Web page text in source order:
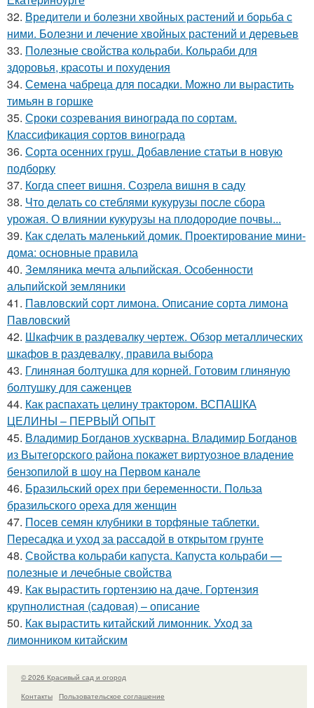
32. Вредители и болезни хвойных растений и борьба с
ними. Болезни и лечение хвойных растений и деревьев
33. Полезные свойства кольраби. Кольраби для
здоровья, красоты и похудения
34. Семена чабреца для посадки. Можно ли вырастить
тимьян в горшке
35. Сроки созревания винограда по сортам.
Классификация сортов винограда
36. Сорта осенних груш. Добавление статьи в новую
подборку
37. Когда спеет вишня. Созрела вишня в саду
38. Что делать со стеблями кукурузы после сбора
урожая. О влиянии кукурузы на плодородие почвы...
39. Как сделать маленький домик. Проектирование мини-
дома: основные правила
40. Земляника мечта альпийская. Особенности
альпийской земляники
41. Павловский сорт лимона. Описание сорта лимона
Павловский
42. Шкафчик в раздевалку чертеж. Обзор металлических
шкафов в раздевалку, правила выбора
43. Глиняная болтушка для корней. Готовим глиняную
болтушку для саженцев
44. Как распахать целину трактором. ВСПАШКА
ЦЕЛИНЫ – ПЕРВЫЙ ОПЫТ
45. Владимир Богданов хускварна. Владимир Богданов
из Вытегорского района покажет виртуозное владение
бензопилой в шоу на Первом канале
46. Бразильский орех при беременности. Польза
бразильского ореха для женщин
47. Посев семян клубники в торфяные таблетки.
Пересадка и уход за рассадой в открытом грунте
48. Свойства кольраби капуста. Капуста кольраби —
полезные и лечебные свойства
49. Как вырастить гортензию на даче. Гортензия
крупнолистная (садовая) – описание
50. Как вырастить китайский лимонник. Уход за
лимонником китайским
© 2026 Красивый сад и огород
Контакты
Пользовательское соглашение